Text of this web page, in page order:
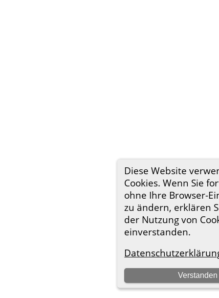
Diese Website
Cookies. Wenn Sie
ohne Ihre Browser-
zu ändern, erklären
der Nutzung von
einverstanden.
Verstanden